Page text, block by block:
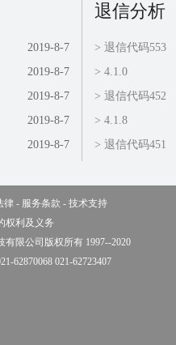
2019-8-7
2019-8-7
2019-8-7
2019-8-7
2019-8-7
退信分析
> 退信代码553
> 4.1.0
> 退信代码452
> 4.1.8
> 退信代码451
律 - 服务条款 - 技术支持
权利及义务
有限公司版权所有 1997--2020
62870068 021-62723407